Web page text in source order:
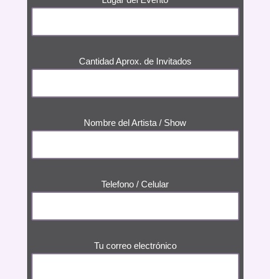
Cantidad Aprox. de Invitados
Nombre del Artista / Show
Telefono / Celular
Tu correo electrónico